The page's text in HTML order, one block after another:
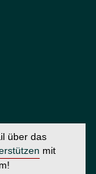
über das
mit